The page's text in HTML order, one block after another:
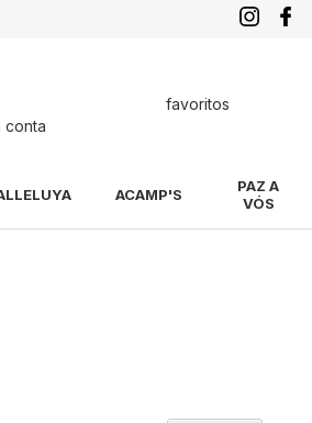
conta
favoritos
ACAMP'S
PAZ A
VÓS